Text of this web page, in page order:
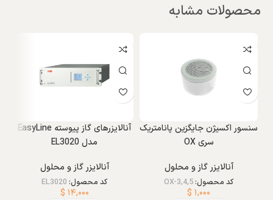
محصولات مشابه
سنسور اکسیژن جایگزین پانامتریک
سری OX
آنالایزر گاز و محلول
کد محصول:OX-3,4,5
$ ۱,۰۰۰
آنالایزرهای گاز پیوسته EasyLine
مدل EL3020
آنالایزر گاز و محلول
کد محصول: EL3020
$ ۱۴,۰۰۰